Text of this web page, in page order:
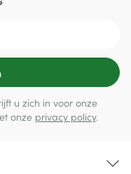
u zich in voor onze
onze privacy policy.